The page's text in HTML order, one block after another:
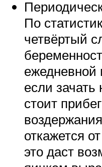
По
четвёртый
ежедневной
если зачать
стоит
откажется
это даст